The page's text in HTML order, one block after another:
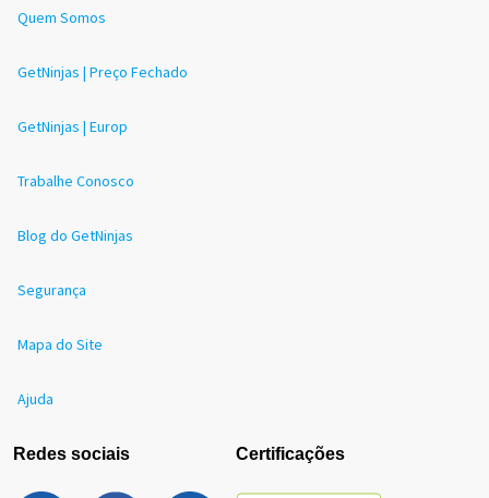
Quem Somos
GetNinjas | Preço Fechado
GetNinjas | Europ
Trabalhe Conosco
Blog do GetNinjas
Segurança
Mapa do Site
Ajuda
Redes sociais Certificações